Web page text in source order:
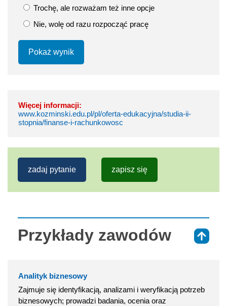
Trochę, ale rozważam też inne opcje
Nie, wolę od razu rozpocząć pracę
Pokaż wynik
Więcej informacji:
www.kozminski.edu.pl/pl/oferta-edukacyjna/studia-ii-
stopnia/finanse-i-rachunkowosc
zadaj pytanie zapisz się
Przykłady zawodów
Analityk biznesowy
Zajmuje się identyfikacją, analizami i weryfikacją potrzeb
biznesowych; prowadzi badania, ocenia oraz